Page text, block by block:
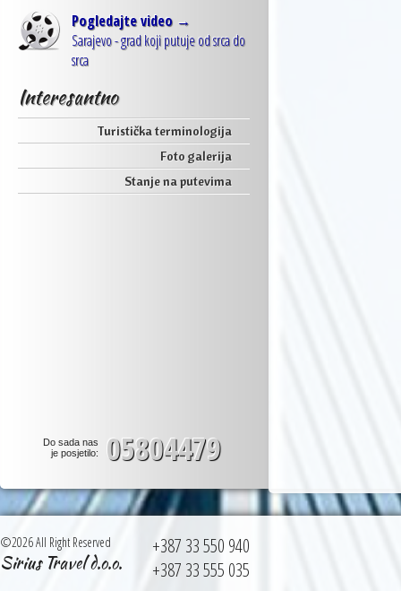
Pogledajte video →
Sarajevo - grad koji putuje od srca do
srca
Interesantno
Turistička terminologija
Foto galerija
Stanje na putevima
Do sada nas
je posjetilo:
05804479
©2026 All Right Reserved
Sirius Travel d.o.o.
+387 33 550 940
+387 33 555 035